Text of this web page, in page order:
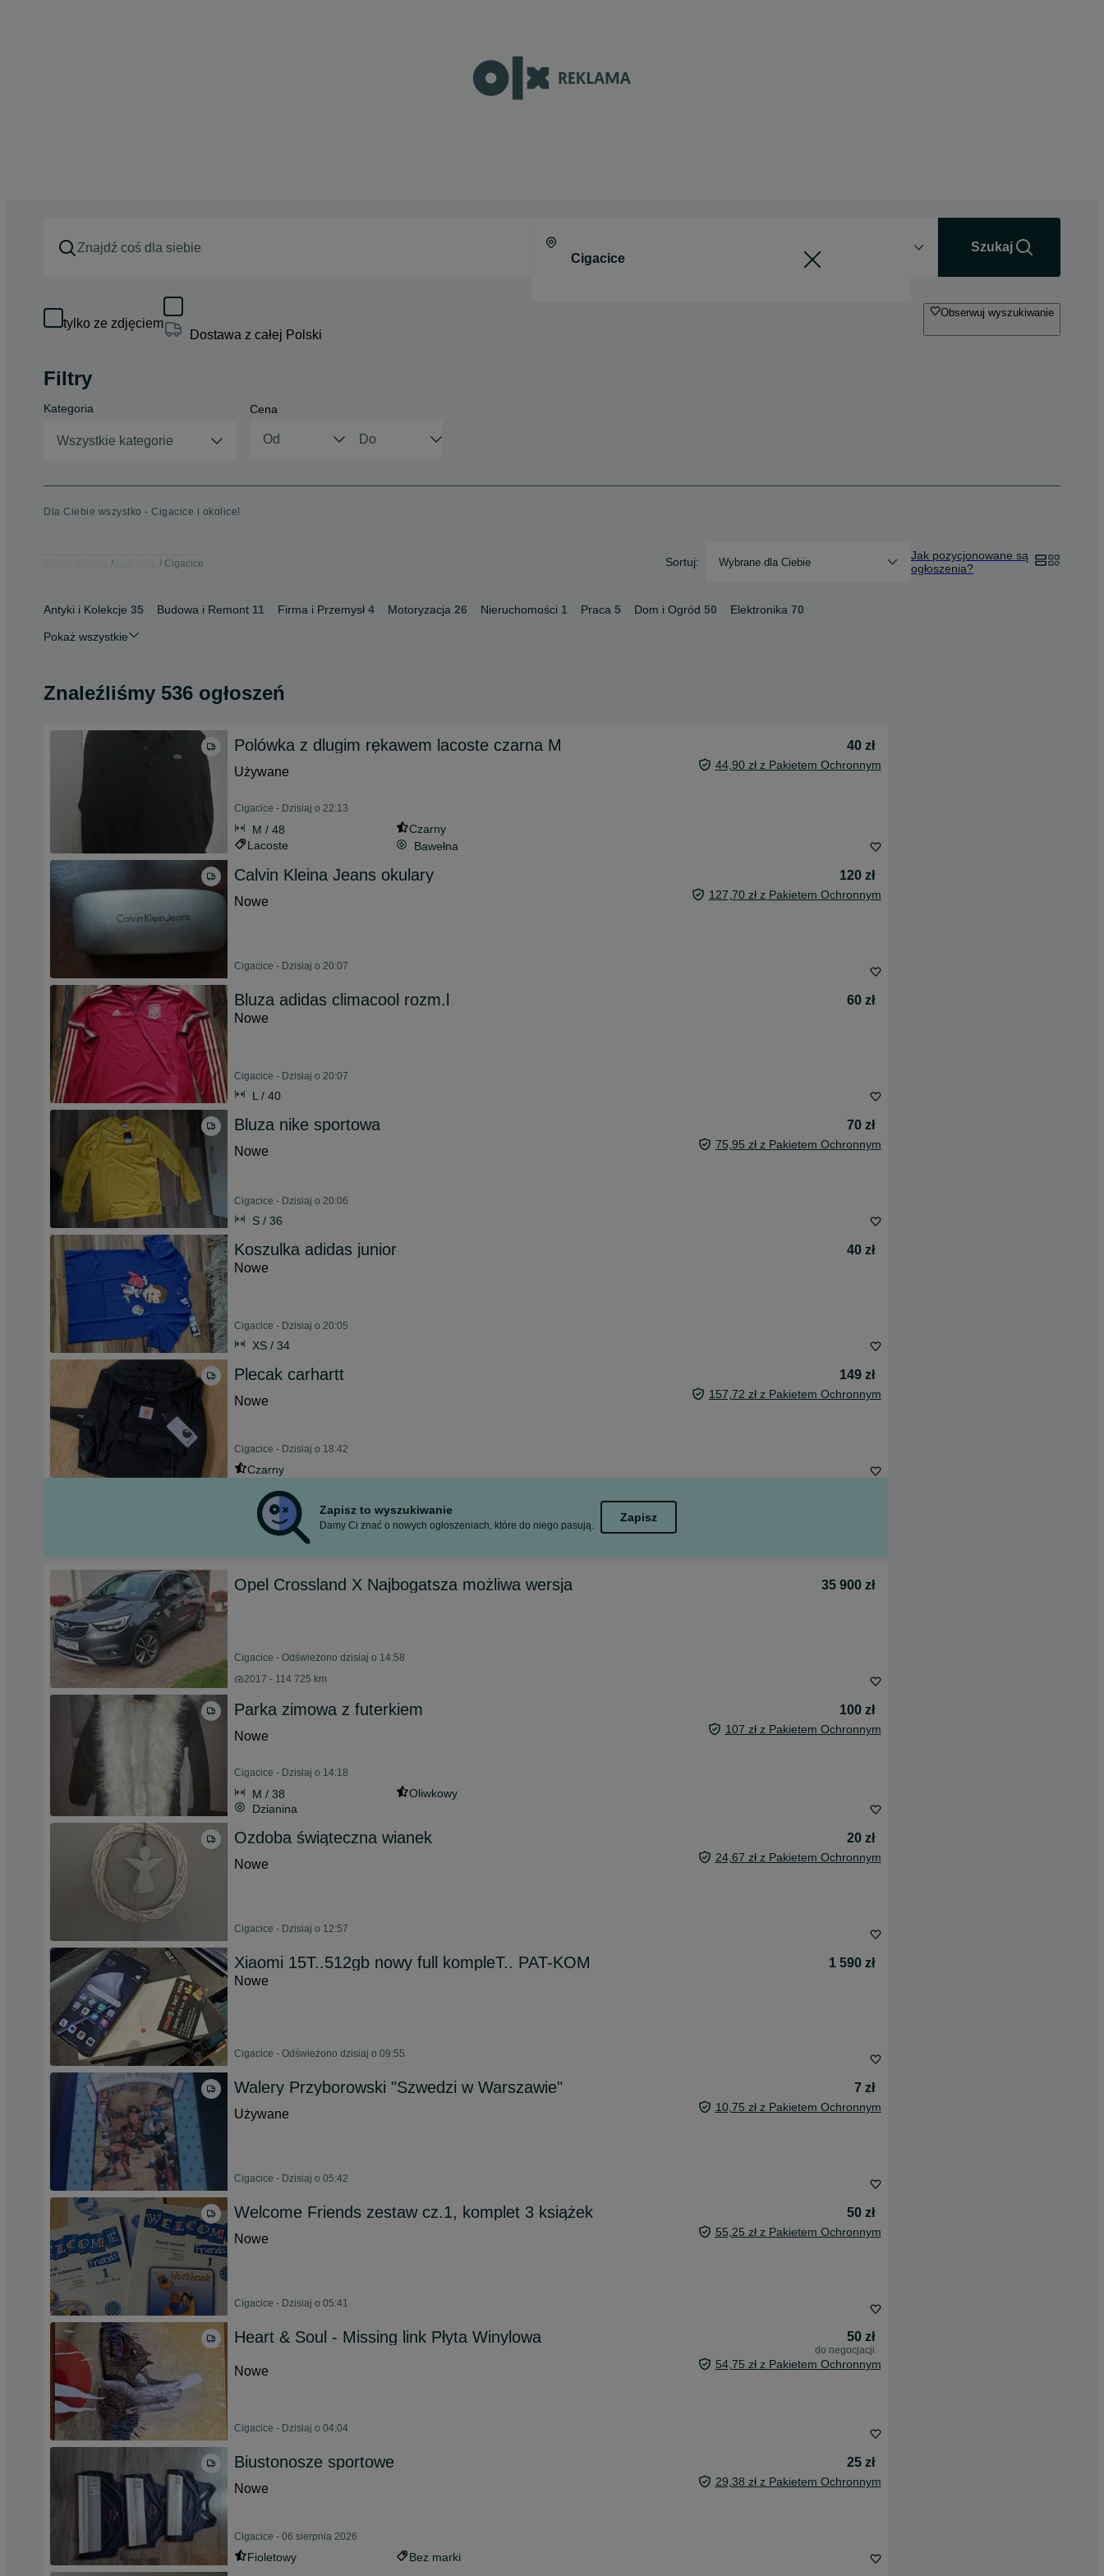
Szukaj
tylko ze zdjęciem
Dostawa z całej Polski
Obserwuj wyszukiwanie
Filtry
Kategoria
Wszystkie kategorie
Cena
Dla Ciebie wszystko - Cigacice i okolice!
Cigacice Sortuj: Wybrane dla Ciebie
Jak pozycjonowane są
ogłoszenia?
Antyki i Kolekcje 35 Budowa i Remont 11 Firma i Przemysł 4 Motoryzacja 26 Nieruchomości 1 Praca 5 Dom i Ogród 50 Elektronika 70
Pokaż wszystkie
Znaleźliśmy 536 ogłoszeń
Polówka z dlugim rękawem lacoste czarna M
40 zł
Używane
44,90 zł z Pakietem Ochronnym
Cigacice - Dzisiaj o 22:13
M / 48
Czarny
Lacoste
Bawełna
Calvin Kleina Jeans okulary
120 zł
Nowe
127,70 zł z Pakietem Ochronnym
Cigacice - Dzisiaj o 20:07
Bluza adidas climacool rozm.l
60 zł
Nowe
Cigacice - Dzisiaj o 20:07
L / 40
Bluza nike sportowa
70 zł
Nowe
75,95 zł z Pakietem Ochronnym
Cigacice - Dzisiaj o 20:06
S / 36
Koszulka adidas junior
40 zł
Nowe
Cigacice - Dzisiaj o 20:05
XS / 34
Plecak carhartt
149 zł
Nowe
157,72 zł z Pakietem Ochronnym
Cigacice - Dzisiaj o 18:42
Czarny
Zapisz to wyszukiwanie
Damy Ci znać o nowych ogłoszeniach, które do niego pasują.
Zapisz
Opel Crossland X Najbogatsza możliwa wersja 35 900 zł
Cigacice - Odświeżono dzisiaj o 14:58
2017 - 114 725 km
Parka zimowa z futerkiem
100 zł
Nowe
107 zł z Pakietem Ochronnym
Cigacice - Dzisiaj o 14:18
M / 38
Oliwkowy
Dzianina
Ozdoba świąteczna wianek
20 zł
Nowe
24,67 zł z Pakietem Ochronnym
Cigacice - Dzisiaj o 12:57
Xiaomi 15T..512gb nowy full kompleT.. PAT-KOM
1 590 zł
Nowe
Cigacice - Odświeżono dzisiaj o 09:55
Walery Przyborowski "Szwedzi w Warszawie"
7 zł
Używane
10,75 zł z Pakietem Ochronnym
Cigacice - Dzisiaj o 05:42
Welcome Friends zestaw cz.1, komplet 3 książek
50 zł
Nowe
55,25 zł z Pakietem Ochronnym
Cigacice - Dzisiaj o 05:41
Heart & Soul - Missing link Płyta Winylowa 50 zł
do negocjacji
Nowe 54,75 zł z Pakietem Ochronnym
Cigacice - Dzisiaj o 04:04
Biustonosze sportowe
25 zł
Nowe
29,38 zł z Pakietem Ochronnym
Cigacice - 06 sierpnia 2026
Fioletowy Bez marki